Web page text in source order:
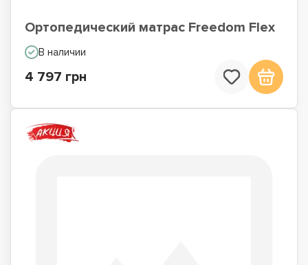
Ортопедический матрас Freedom Flex
В наличии
4 797 грн